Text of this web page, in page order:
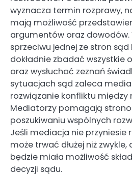
wyznacza termin rozprawy,
mają możliwość
argumentów oraz dowodów.
sprzeciwu jednej ze stron sąd
dokładnie zbadać wszystkie
oraz wysłuchać zeznań
sytuacjach sąd zaleca
rozwiązanie konfliktu między
Mediatorzy pomagają
poszukiwaniu wspólnych
Jeśli mediacja nie przyniesie
może trwać dłużej niż zwykle,
będzie miała możliwość
decyzji sądu.